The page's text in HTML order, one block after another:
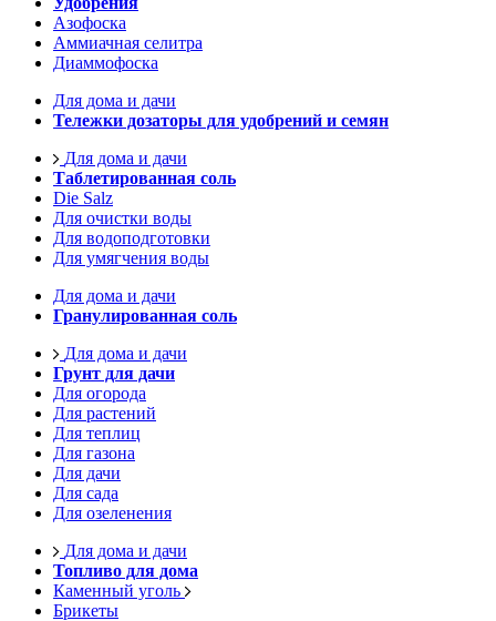
Азофоска
Аммиачная селитра
Диаммофоска
Для дома и дачи
Тележки дозаторы для удобрений и семян
Для дома и дачи
Таблетированная соль
Die Salz
Для очистки воды
Для водоподготовки
Для умягчения воды
Для дома и дачи
Гранулированная соль
Для дома и дачи
Грунт для дачи
Для огорода
Для растений
Для теплиц
Для газона
Для дачи
Для сада
Для озеленения
Для дома и дачи
Топливо для дома
Каменный уголь
Брикеты